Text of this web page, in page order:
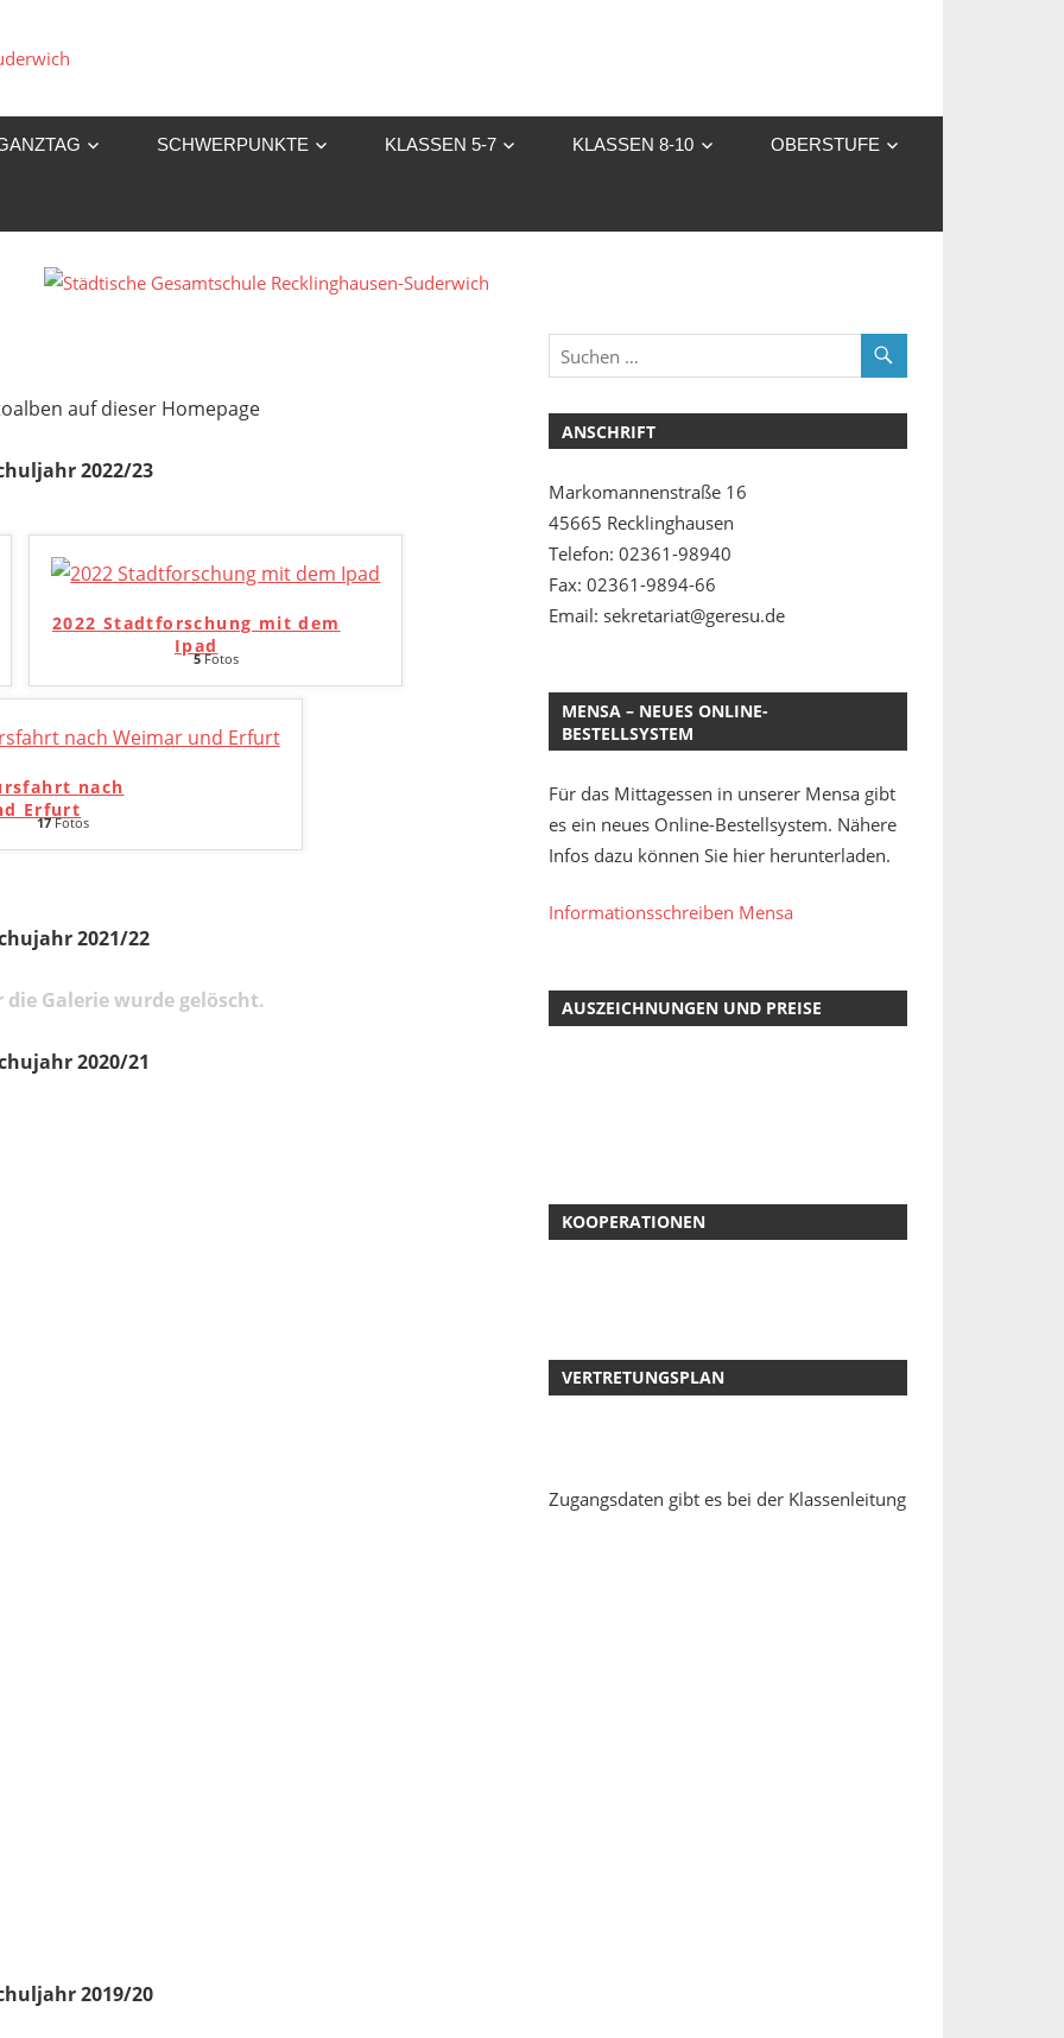
Gesamtschule
Suderwich
SCHWERPUNKTE KLASSEN 5-7 KLASSEN 8-10 OBERSTUFE
auf dieser Homepage
2022/23
2022 Stadtforschung mit dem
Ipad
5Fotos
nach
Erfurt
17Fotos
2021/22
Galerie wurde gelöscht.
2020/21
2019/20
ANSCHRIFT
Markomannenstraße 16
45665 Recklinghausen
Telefon: 02361-98940
Fax: 02361-9894-66
Email: sekretariat@geresu.de
MENSA – NEUES ONLINE-
BESTELLSYSTEM
Für das Mittagessen in unserer Mensa gibt
es ein neues Online-Bestellsystem. Nähere
Infos dazu können Sie hier herunterladen.
Informationsschreiben Mensa
AUSZEICHNUNGEN UND PREISE
KOOPERATIONEN
VERTRETUNGSPLAN
Zugangsdaten gibt es bei der Klassenleitung